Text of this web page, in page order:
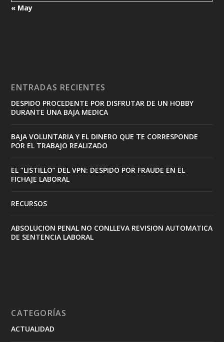
« May
ENTRADAS RECIENTES
DESPIDO PROCEDENTE POR DISFRUTAR DE UN HOBBY
DURANTE UNA BAJA MEDICA
BAJA VOLUNTARIA Y EL DINERO QUE TE CORRESPONDE
POR EL TRABAJO REALIZADO
EL “LISTILLO” DEL VPN: DESPIDO POR FRAUDE EN EL
FICHAJE LABORAL
RECURSOS
ABSOLUCION PENAL NO CONLLEVA REVISION AUTOMATICA
DE SENTENCIA LABORAL
CATEGORÍAS
ACTUALIDAD